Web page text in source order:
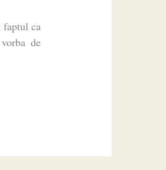
faptul ca
de